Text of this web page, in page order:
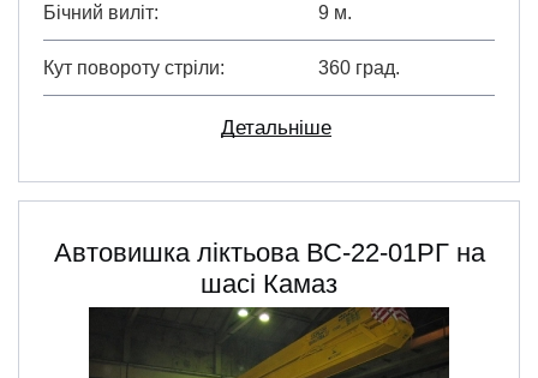
Бічний виліт 9 м.
Кут повороту стріли 360 град.
Детальніше
Автовишка ліктьова ВС-22-01РГ на
шасі Камаз